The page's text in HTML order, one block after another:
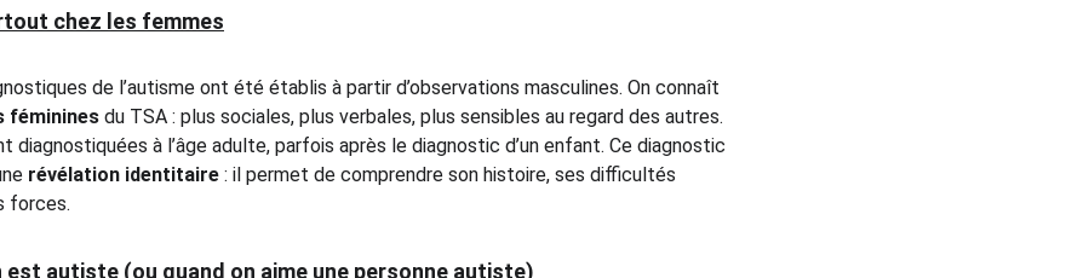
chez les femmes
de l’autisme ont été établis à partir d’observations masculines. On connaît
féminines du TSA : plus sociales, plus verbales, plus sensibles au regard des autres.
diagnostiquées à l’âge adulte, parfois après le diagnostic d’un enfant. Ce diagnostic
révélation identitaire : il permet de comprendre son histoire, ses difficultés
forces.
est autiste (ou quand on aime une personne autiste)